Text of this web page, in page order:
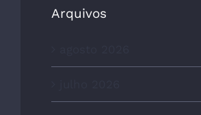
Arquivos